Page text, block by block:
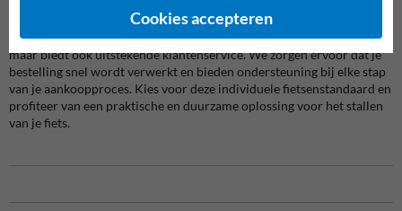
Uitstekende Service bij Straatmeubilairkopen.be
Straatmeubilairkopen.be levert niet alleen kwalitatieve producten,
maar biedt ook uitstekende klantenservice. We zorgen ervoor dat je
bestelling snel wordt verwerkt en bieden ondersteuning bij elke stap
van je aankoopproces. Kies voor deze individuele fietsenstandaard en
profiteer van een praktische en duurzame oplossing voor het stallen
van je fiets.
Cookies accepteren